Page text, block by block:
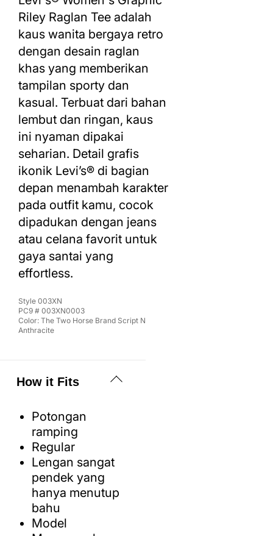
Riley Raglan Tee adalah
kaus wanita bergaya retro
dengan desain raglan
khas yang memberikan
tampilan sporty dan
kasual. Terbuat dari bahan
lembut dan ringan, kaus
ini nyaman dipakai
seharian. Detail grafis
ikonik Levi’s® di bagian
depan menambah karakter
pada outfit kamu, cocok
dipadukan dengan jeans
atau celana favorit untuk
gaya santai yang
effortless.
Style 003XN
PC9 # 003XN0003
Color: The Two Horse Brand Script N
Anthracite
How it Fits
Potongan
ramping
Regular
Lengan sangat
pendek yang
hanya menutup
bahu
Model